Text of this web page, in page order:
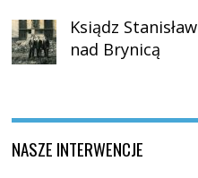
Ksiądz
nad Brynicą
NASZE INTERWENCJE